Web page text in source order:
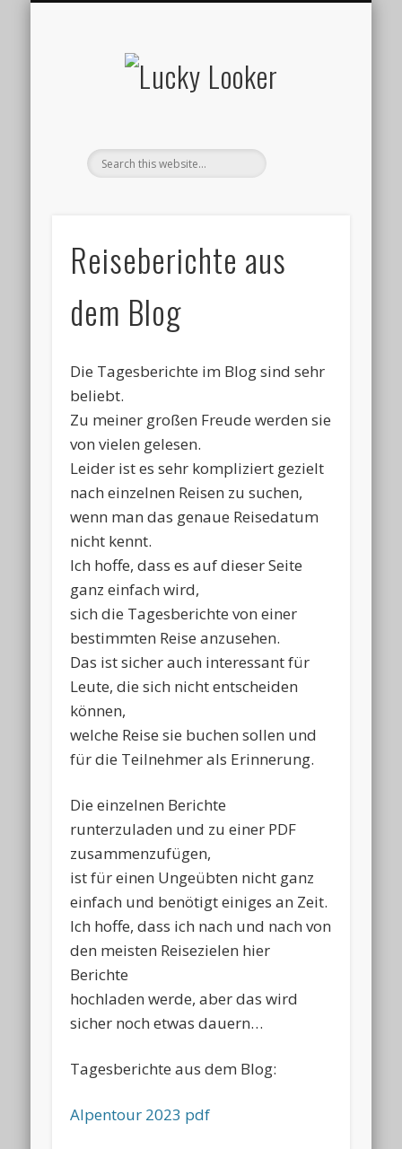
Reiseberichte aus
dem Blog
Die Tagesberichte im Blog sind sehr
beliebt.
Zu meiner großen Freude werden sie
von vielen gelesen.
Leider ist es sehr kompliziert gezielt
nach einzelnen Reisen zu suchen,
wenn man das genaue Reisedatum
nicht kennt.
Ich hoffe, dass es auf dieser Seite
ganz einfach wird,
sich die Tagesberichte von einer
bestimmten Reise anzusehen.
Das ist sicher auch interessant für
Leute, die sich nicht entscheiden
können,
welche Reise sie buchen sollen und
für die Teilnehmer als Erinnerung.
Die einzelnen Berichte
runterzuladen und zu einer PDF
zusammenzufügen,
ist für einen Ungeübten nicht ganz
einfach und benötigt einiges an Zeit.
Ich hoffe, dass ich nach und nach von
den meisten Reisezielen hier
Berichte
hochladen werde, aber das wird
sicher noch etwas dauern…
Tagesberichte aus dem Blog:
Alpentour 2023 pdf